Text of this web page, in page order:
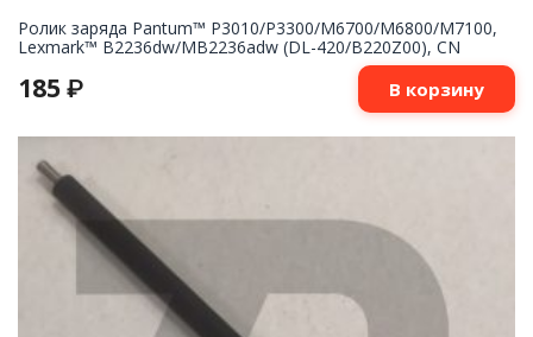
Ролик заряда Pantum™ P3010/P3300/M6700/M6800/M7100,
Lexmark™ B2236dw/MB2236adw (DL-420/B220Z00), CN
185 ₽ В корзину